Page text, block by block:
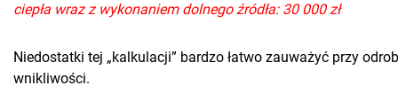
ciepła wraz z wykonaniem dolnego źródła: 30 000 zł
Niedostatki tej „kalkulacji” bardzo łatwo zauważyć przy
wnikliwości.